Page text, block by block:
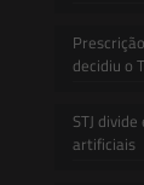
decidiu o
STJ
artificiais